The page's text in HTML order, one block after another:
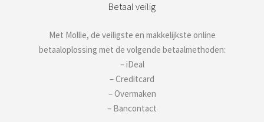
Betaal veilig
Met Mollie, de veiligste en makkelijkste online
betaaloplossing met de volgende betaalmethoden:
– iDeal
– Creditcard
– Overmaken
– Bancontact